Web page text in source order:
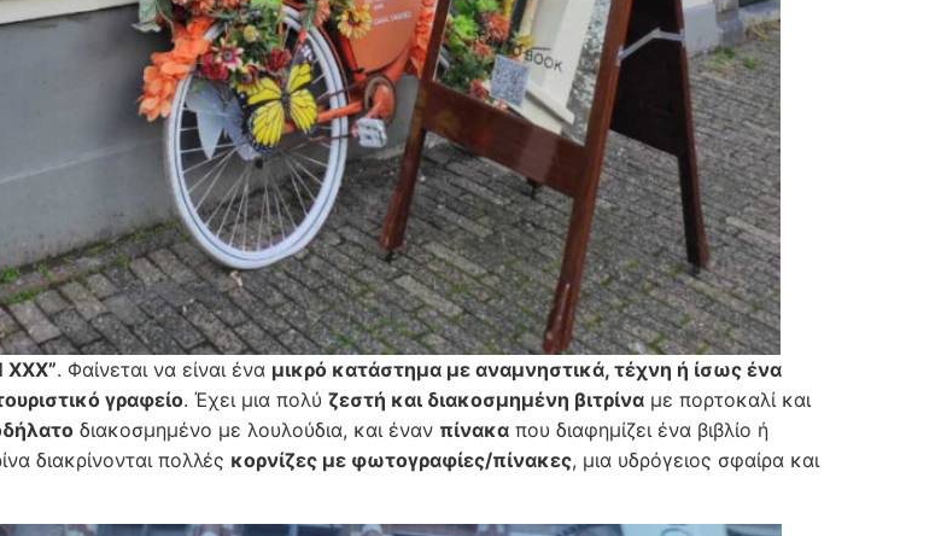
XXX”. Φαίνεται να είναι ένα μικρό κατάστημα με αναμνηστικά, τέχνη ή ίσως ένα
γραφείο. Έχει μια πολύ ζεστή και διακοσμημένη βιτρίνα με πορτοκαλί και
διακοσμημένο με λουλούδια, και έναν πίνακα που διαφημίζει ένα βιβλίο ή
διακρίνονται πολλές κορνίζες με φωτογραφίες/πίνακες, μια υδρόγειος σφαίρα και